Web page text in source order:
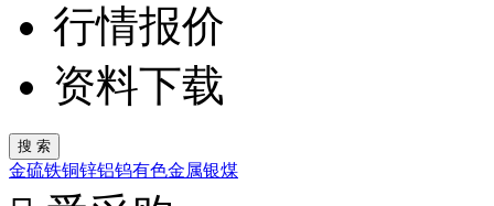
行情报价
资料下载
金硫铁铜锌铝钨有色金属银煤